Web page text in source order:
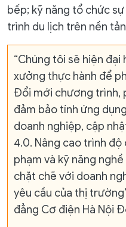
bếp; kỹ năng tổ chức
trình du lịch trên nền
“Chúng tôi sẽ hiện
xưởng thực hành để
Đổi mới chương trình,
đảm bảo tính ứng
doanh nghiệp, cập
4.0. Nâng cao trình độ
phạm và kỹ năng
chặt chẽ với doanh
yêu cầu của thị
đẳng Cơ điện Hà Nội